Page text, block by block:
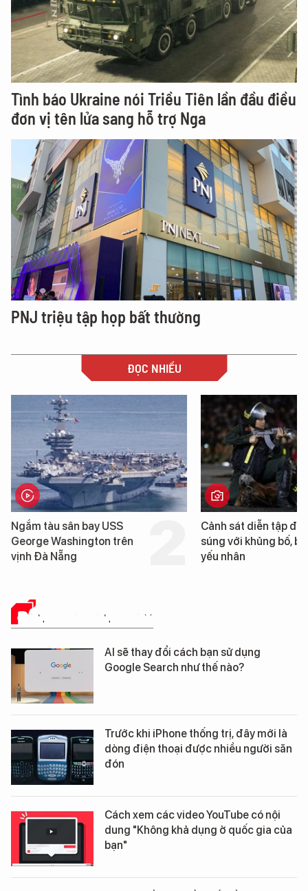
Tình báo Ukraine nói Triều Tiên lần đầu điều
đơn vị tên lửa sang hỗ trợ Nga
PNJ triệu tập họp bất thường
ĐỌC NHIỀU
Cảnh sát diễn tập đấu
súng với khủng bố, bảo vệ
yếu nhân
Hình ảnh đầu tiên về
tàu sân bay USS
Washington vừa
ĐÁNH GIÁ SẢN PHẨM
AI sẽ thay đổi cách bạn sử dụng
Google Search như thế nào?
Trước khi iPhone thống trị, đây mới là
dòng điện thoại được nhiều người săn
đón
Cách xem các video YouTube có nội
dung "Không khả dụng ở quốc gia của
bạn"